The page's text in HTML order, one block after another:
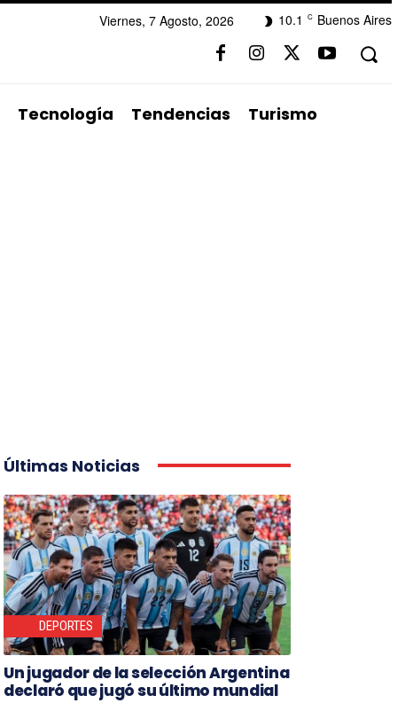
10.1 C Buenos Aires
Viernes, 7 Agosto, 2026
Tecnología Tendencias Turismo
Últimas Noticias
DEPORTES
Un jugador de la selección Argentina
declaró que jugó su último mundial